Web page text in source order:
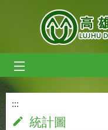
跳到主要內容區塊
:::
統計圖